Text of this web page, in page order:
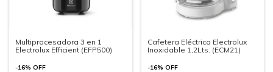
Multiprocesadora 3 en 1
Electrolux Efficient (EFP500)
-16% OFF
Cafetera Eléctrica Electrolux
Inoxidable 1,2Lts. (ECM21)
-16% OFF